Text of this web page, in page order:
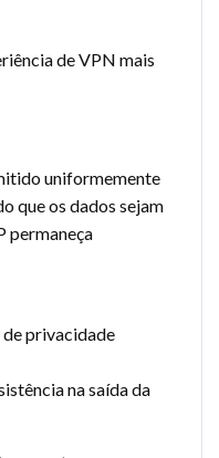
de VPN mais
uniformemente
que os dados sejam
permaneça
privacidade
na saída da